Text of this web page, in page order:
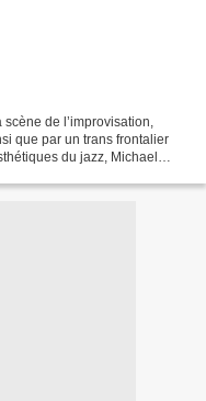
de l’improvisation,
que par un trans frontalier
du jazz, Michael